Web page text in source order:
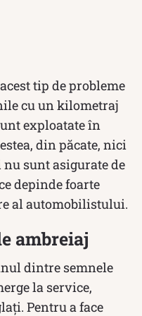
tip de probleme
cu un kilometraj
exploatate în
din păcate, nici
sunt asigurate de
depinde foarte
al automobilistului.
ambreiaj
dintre semnele
la service,
Pentru a face